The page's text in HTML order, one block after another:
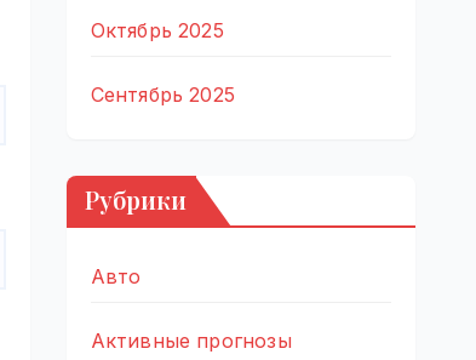
Октябрь 2025
Сентябрь 2025
Рубрики
Авто
Активные прогнозы